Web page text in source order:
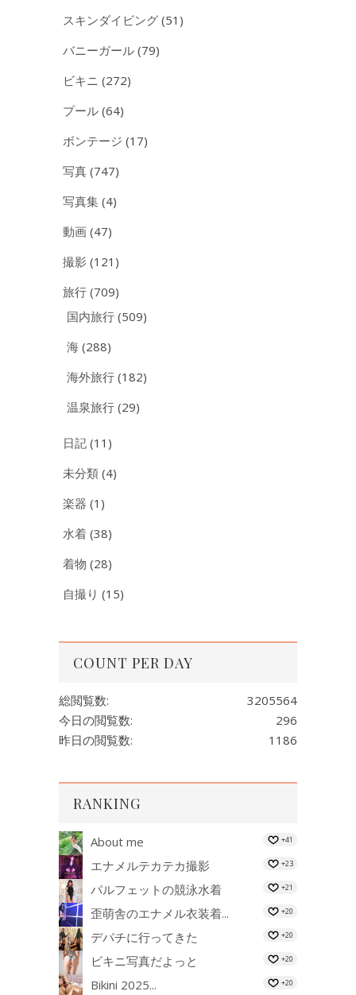
スキンダイビング (51)
バニーガール (79)
ビキニ (272)
プール (64)
ボンテージ (17)
写真 (747)
写真集 (4)
動画 (47)
撮影 (121)
旅行 (709)
国内旅行 (509)
海 (288)
海外旅行 (182)
温泉旅行 (29)
日記 (11)
未分類 (4)
楽器 (1)
水着 (38)
着物 (28)
自撮り (15)
COUNT PER DAY
3205564
総閲覧数:
296
今日の閲覧数:
1186
昨日の閲覧数:
RANKING
About me +41
エナメルテカテカ撮影 +23
パルフェットの競泳水着 +21
歪萌舎のエナメル衣装着... +20
デパチに行ってきた +20
ビキニ写真だよっと +20
Bikini 2025... +20